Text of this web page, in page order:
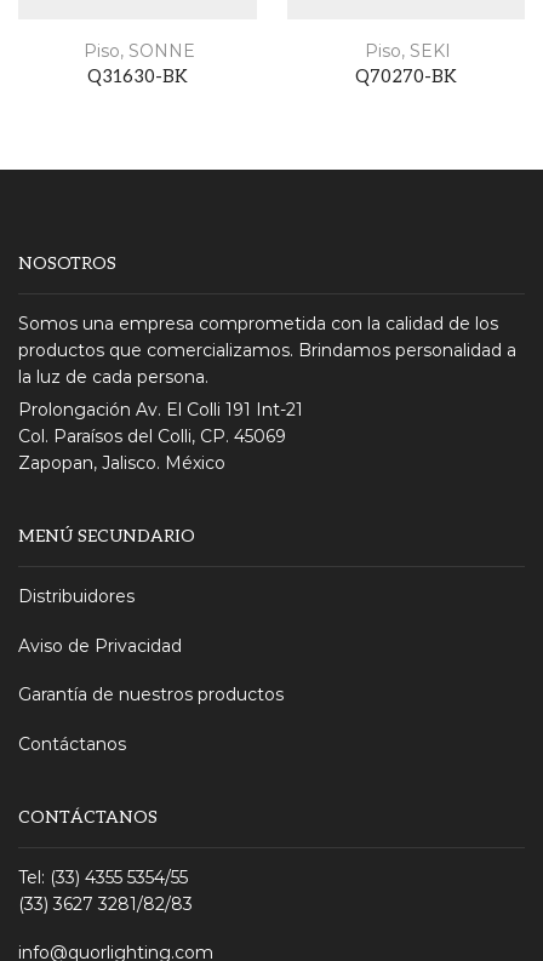
Piso, SONNE
Q31630-BK
Piso, SEKI
Q70270-BK
NOSOTROS
Somos una empresa comprometida con la calidad de los
productos que comercializamos. Brindamos personalidad a
la luz de cada persona.
Prolongación Av. El Colli 191 Int-21
Col. Paraísos del Colli, CP. 45069
Zapopan, Jalisco. México
MENÚ SECUNDARIO
Distribuidores
Aviso de Privacidad
Garantía de nuestros productos
Contáctanos
CONTÁCTANOS
Tel: (33) 4355 5354/55
(33) 3627 3281/82/83
info@quorlighting.com